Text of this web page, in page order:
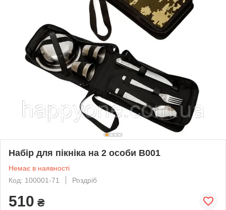
Набір для пікніка на 2 особи B001
Немає в наявності
Код: 100001-71
Роздріб
510 ₴